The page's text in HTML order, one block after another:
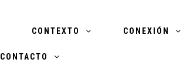
CONTEXTO CONEXIÓN
CONTACTO